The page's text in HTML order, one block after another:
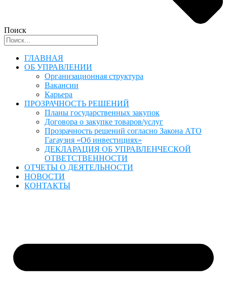
Поиск
ГЛАВНАЯ
ОБ УПРАВЛЕНИИ
Организационная структура
Вакансии
Карьера
ПРОЗРАЧНОСТЬ РЕШЕНИЙ
Планы государственных закупок
Договора о закупке товаров/услуг
Прозрачность решений согласно Закона АТО
Гагаузия «Об инвестициях»
ДЕКЛАРАЦИЯ ОБ УПРАВЛЕНЧЕСКОЙ
ОТВЕТСТВЕННОСТИ
ОТЧЕТЫ О ДЕЯТЕЛЬНОСТИ
НОВОСТИ
КОНТАКТЫ